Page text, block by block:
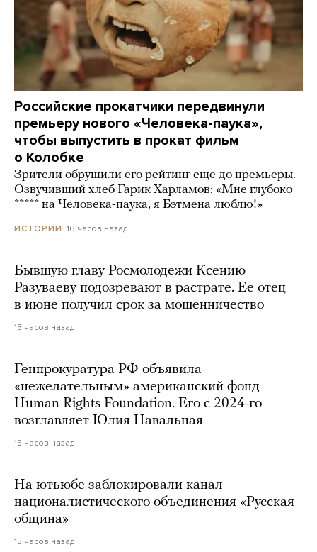
Российские прокатчики передвинули
премьеру нового «Человека-паука»,
чтобы выпустить в прокат фильм
о Колобке
Зрители обрушили его рейтинг еще до премьеры.
Озвучивший хлеб Гарик Харламов: «Мне глубоко
***** на Человека-паука, я Бэтмена люблю!»
ИСТОРИИ 16 часов назад
Бывшую главу Росмолодежи Ксению
Разуваеву подозревают в растрате. Ее отец
в июне получил срок за мошенничество
15 часов назад
Генпрокуратура РФ объявила
«нежелательным» американский фонд
Human Rights Foundation. Его с 2024-го
возглавляет Юлия Навальная
15 часов назад
На ютьюбе заблокировали канал
националистического объединения «Русская
община»
15 часов назад